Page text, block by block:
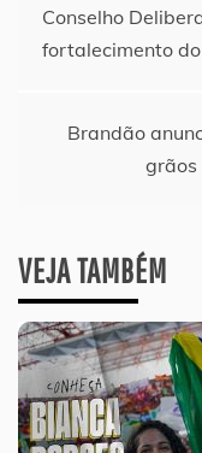
de
Conselho
fortalecimento
Brandão
grãos
VEJA TAMBÉM